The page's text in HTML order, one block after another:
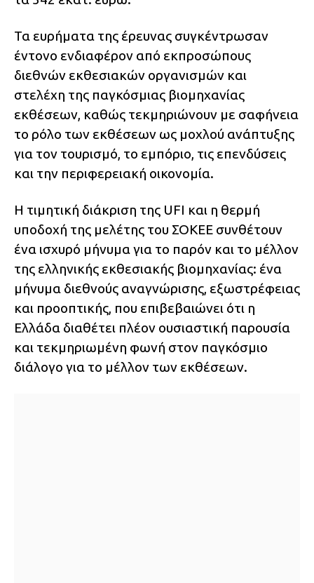
Τα ευρήματα της έρευνας συγκέντρωσαν
έντονο ενδιαφέρον από εκπροσώπους
διεθνών εκθεσιακών οργανισμών και
στελέχη της παγκόσμιας βιομηχανίας
εκθέσεων, καθώς τεκμηριώνουν με σαφήνεια
το ρόλο των εκθέσεων ως μοχλού ανάπτυξης
για τον τουρισμό, το εμπόριο, τις επενδύσεις
και την περιφερειακή οικονομία.
Η τιμητική διάκριση της UFI και η θερμή
υποδοχή της μελέτης του ΣΟΚΕΕ συνθέτουν
ένα ισχυρό μήνυμα για το παρόν και το μέλλον
της ελληνικής εκθεσιακής βιομηχανίας: ένα
μήνυμα διεθνούς αναγνώρισης, εξωστρέφειας
και προοπτικής, που επιβεβαιώνει ότι η
Ελλάδα διαθέτει πλέον ουσιαστική παρουσία
και τεκμηριωμένη φωνή στον παγκόσμιο
διάλογο για το μέλλον των εκθέσεων.